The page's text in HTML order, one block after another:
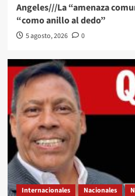
Angeles///La “amenaza
“como anillo al dedo”
5 agosto, 2026 0
Internacionales Nacionales